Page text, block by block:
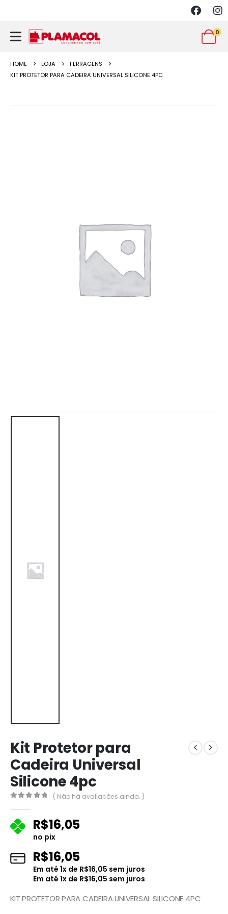
0
HOME LOJA
FERRAGENS
KIT PROTETOR PARA CADEIRA UNIVERSAL SILICONE 4PC
Kit Protetor para
Cadeira Universal
Silicone 4pc
( Não há avaliações ainda. )
R$16,05
no pix
R$16,05
Em até 1x de R$16,05 sem juros
Em até 1x de R$16,05 sem juros
KIT PROTETOR PARA CADEIRA UNIVERSAL SILICONE 4PC